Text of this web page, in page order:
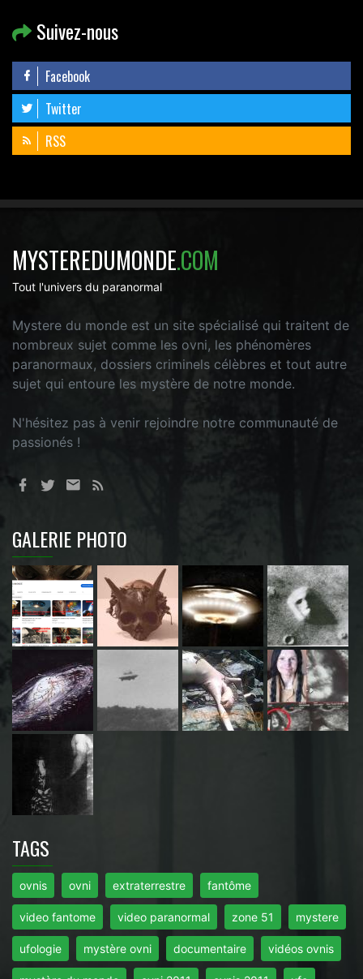
Suivez-nous
Facebook
Twitter
RSS
MYSTEREDUMONDE.COM
Tout l'univers du paranormal
Mystere du monde est un site spécialisé qui traitent de
nombreux sujet comme les ovni, les phénomères
paranormaux, dossiers criminels célèbres et tout autre
sujet qui entoure les mystère de notre monde.
N'hésitez pas à venir rejoindre notre communauté de
passionés !
GALERIE PHOTO
TAGS
ovnis ovni extraterrestre fantôme
video fantome video paranormal zone 51 mystere
ufologie mystère ovni documentaire vidéos ovnis